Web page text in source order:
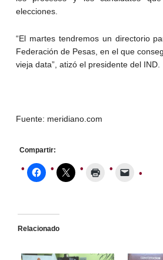
elecciones.
“El martes tendremos un directorio
Federación de Pesas, en el que
vieja data”, atizó el presidente del IND.
Fuente: meridiano.com
Compartir:
Relacionado